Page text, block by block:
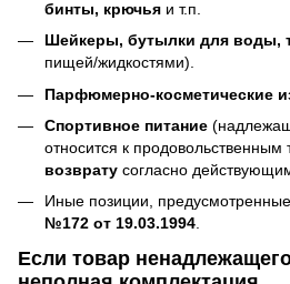
бинты, крючья и т.п.
Шейкеры, бутылки для воды,
пищей/жидкостями).
Парфюмерно-косметические
Спортивное питание
относится к продовольственным
возврату согласно
Иные позиции, предусмотренные
№172 от 19.03.1994.
Если товар